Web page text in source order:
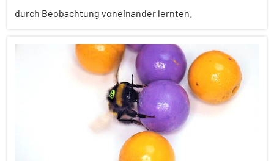
Säugetiere
durch Beobachtung voneinander lernten.